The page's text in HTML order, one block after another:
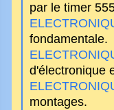
par le timer
fondamentale.
d'électronique
montages.